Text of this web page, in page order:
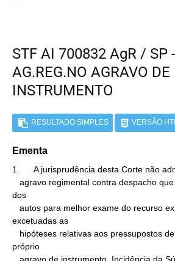
STF AI 700832 AgR / SP
AG.REG.NO AGRAVO DE
INSTRUMENTO
RESULTADO SIMPLES VERSÃO
Ementa
1.      A jurisprudência desta Corte não
dos
excetuadas as
próprio